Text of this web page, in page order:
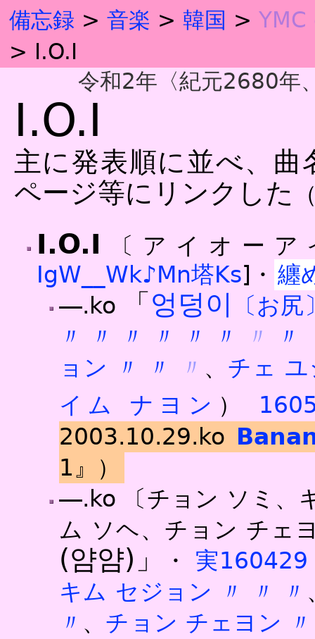
備忘録 音楽 韓国
I.O.I
令和2年〈紀元2680年
I.O.I
主に発表順に並べ、曲
ページ等にリンクした
I.O.I 〔アイオーア
IgW Wk♪Mn塔Ks]・ 纏
―.ko
「 엉덩이
〔お尻
〃
〃 〃 〃 〃 〃 〃 〃
ョン
〃 〃 〃 、 チェ
イム ナヨン ）
2003.10.29.ko
1』）
―.ko
〔チョン ソミ
ム ソヘ、チョン チェ
(얌얌)」 ・ 実160429
キム セジョン
〃 〃 〃
〃 、 チョン チェヨン
〃